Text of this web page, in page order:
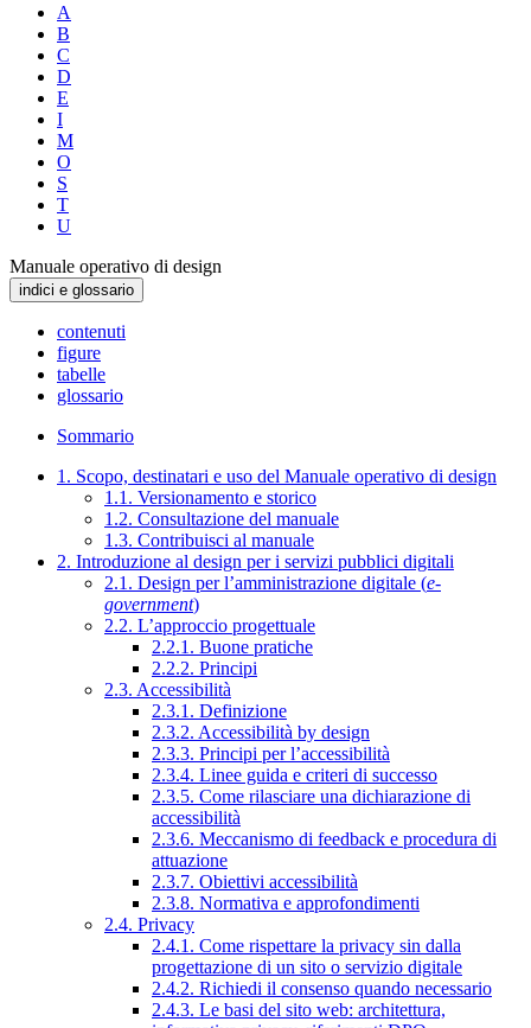
A
B
C
D
E
I
M
O
S
T
U
Manuale operativo di design
indici e glossario
contenuti
figure
tabelle
glossario
Sommario
1. Scopo, destinatari e uso del Manuale operativo di design
1.1. Versionamento e storico
1.2. Consultazione del manuale
1.3. Contribuisci al manuale
2. Introduzione al design per i servizi pubblici digitali
2.1. Design per l’amministrazione digitale (e-
government)
2.2. L’approccio progettuale
2.2.1. Buone pratiche
2.2.2. Principi
2.3. Accessibilità
2.3.1. Definizione
2.3.2. Accessibilità by design
2.3.3. Principi per l’accessibilità
2.3.4. Linee guida e criteri di successo
2.3.5. Come rilasciare una dichiarazione di
accessibilità
2.3.6. Meccanismo di feedback e procedura di
attuazione
2.3.7. Obiettivi accessibilità
2.3.8. Normativa e approfondimenti
2.4. Privacy
2.4.1. Come rispettare la privacy sin dalla
progettazione di un sito o servizio digitale
2.4.2. Richiedi il consenso quando necessario
2.4.3. Le basi del sito web: architettura,